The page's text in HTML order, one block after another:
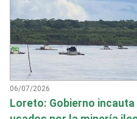
06/07/2026
Loreto: Gobierno incauta